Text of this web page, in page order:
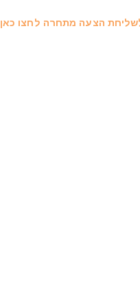
הצעה מתחרה לחצו כאן